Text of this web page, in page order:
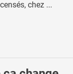
chez ...